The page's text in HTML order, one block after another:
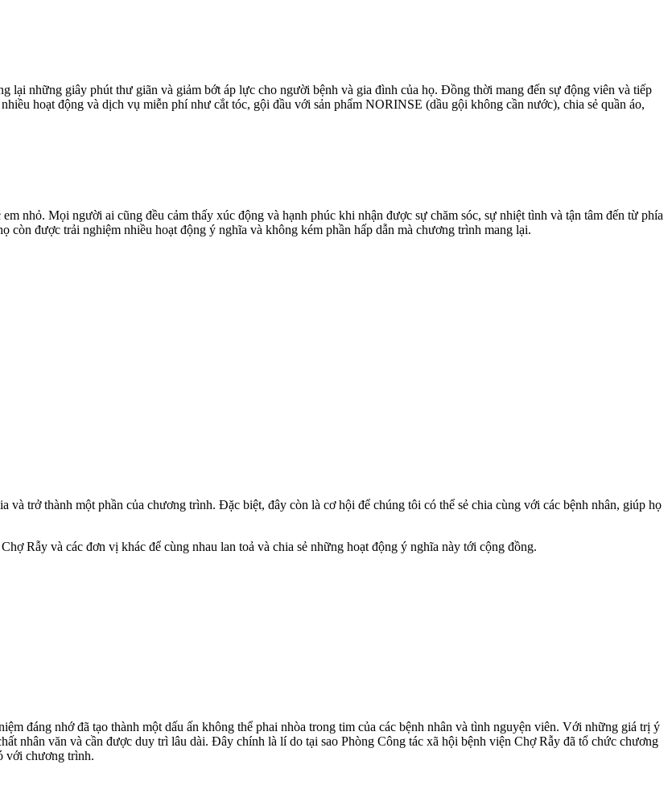
lại những giây phút thư giãn và giảm bớt áp lực cho người bệnh và gia đình của họ. Đồng thời mang đến sự động viên và tiếp
hoạt động và dịch vụ miễn phí như cắt tóc, gội đầu với sản phẩm NORINSE (dầu gội không cần nước), chia sẻ quần áo,
nhỏ. Mọi người ai cũng đều cảm thấy xúc động và hạnh phúc khi nhận được sự chăm sóc, sự nhiệt tình và tận tâm đến từ phía
được trải nghiệm nhiều hoạt động ý nghĩa và không kém phần hấp dẫn mà chương trình mang lại.
trở thành một phần của chương trình. Đặc biệt, đây còn là cơ hội để chúng tôi có thể sẻ chia cùng với các bệnh nhân, giúp họ
Rẫy và các đơn vị khác để cùng nhau lan toả và chia sẻ những hoạt động ý nghĩa này tới cộng đồng.
đáng nhớ đã tạo thành một dấu ấn không thể phai nhòa trong tim của các bệnh nhân và tình nguyện viên. Với những giá trị ý
nhân văn và cần được duy trì lâu dài. Đây chính là lí do tại sao Phòng Công tác xã hội bệnh viện Chợ Rẫy đã tổ chức chương
với chương trình.